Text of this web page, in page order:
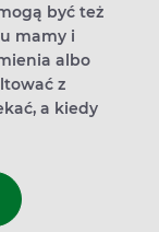
być też
mamy i
albo
z
a kiedy